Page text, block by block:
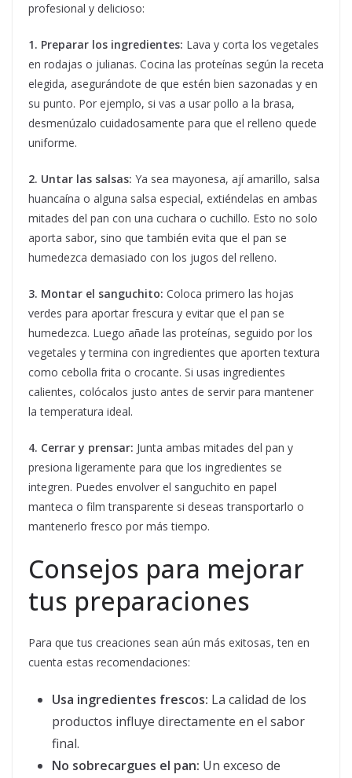
profesional y delicioso:
1. Preparar los ingredientes: Lava y corta los vegetales
en rodajas o julianas. Cocina las proteínas según la receta
elegida, asegurándote de que estén bien sazonadas y en
su punto. Por ejemplo, si vas a usar pollo a la brasa,
desmenúzalo cuidadosamente para que el relleno quede
uniforme.
2. Untar las salsas: Ya sea mayonesa, ají amarillo, salsa
huancaína o alguna salsa especial, extiéndelas en ambas
mitades del pan con una cuchara o cuchillo. Esto no solo
aporta sabor, sino que también evita que el pan se
humedezca demasiado con los jugos del relleno.
3. Montar el sanguchito: Coloca primero las hojas
verdes para aportar frescura y evitar que el pan se
humedezca. Luego añade las proteínas, seguido por los
vegetales y termina con ingredientes que aporten textura
como cebolla frita o crocante. Si usas ingredientes
calientes, colócalos justo antes de servir para mantener
la temperatura ideal.
4. Cerrar y prensar: Junta ambas mitades del pan y
presiona ligeramente para que los ingredientes se
integren. Puedes envolver el sanguchito en papel
manteca o film transparente si deseas transportarlo o
mantenerlo fresco por más tiempo.
Consejos para mejorar
tus preparaciones
Para que tus creaciones sean aún más exitosas, ten en
cuenta estas recomendaciones:
Usa ingredientes frescos: La calidad de los
productos influye directamente en el sabor
final.
No sobrecargues el pan: Un exceso de